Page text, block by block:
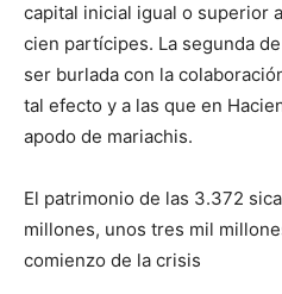
capital inicial igual o superior
cien partícipes. La segunda
ser burlada con la
tal efecto y a las que en
apodo de mariachis.
El patrimonio de las 3.372
millones, unos tres mil
comienzo de la crisis